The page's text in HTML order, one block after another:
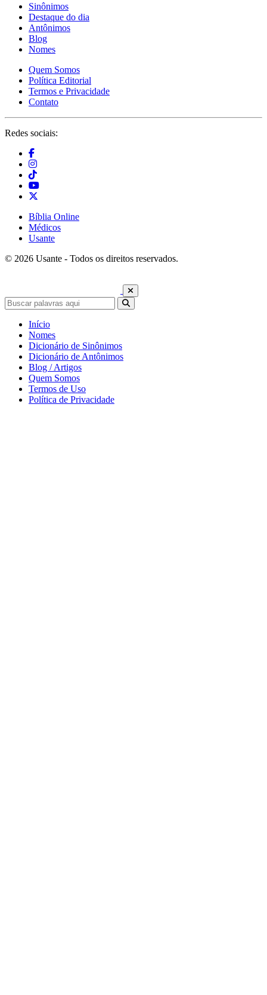
Sinônimos
Destaque do dia
Antônimos
Blog
Nomes
Quem Somos
Política Editorial
Termos e Privacidade
Contato
Redes sociais:
Bíblia Online
Médicos
Usante
© 2026 Usante - Todos os direitos reservados.
Início
Nomes
Dicionário de Sinônimos
Dicionário de Antônimos
Blog / Artigos
Quem Somos
Termos de Uso
Política de Privacidade